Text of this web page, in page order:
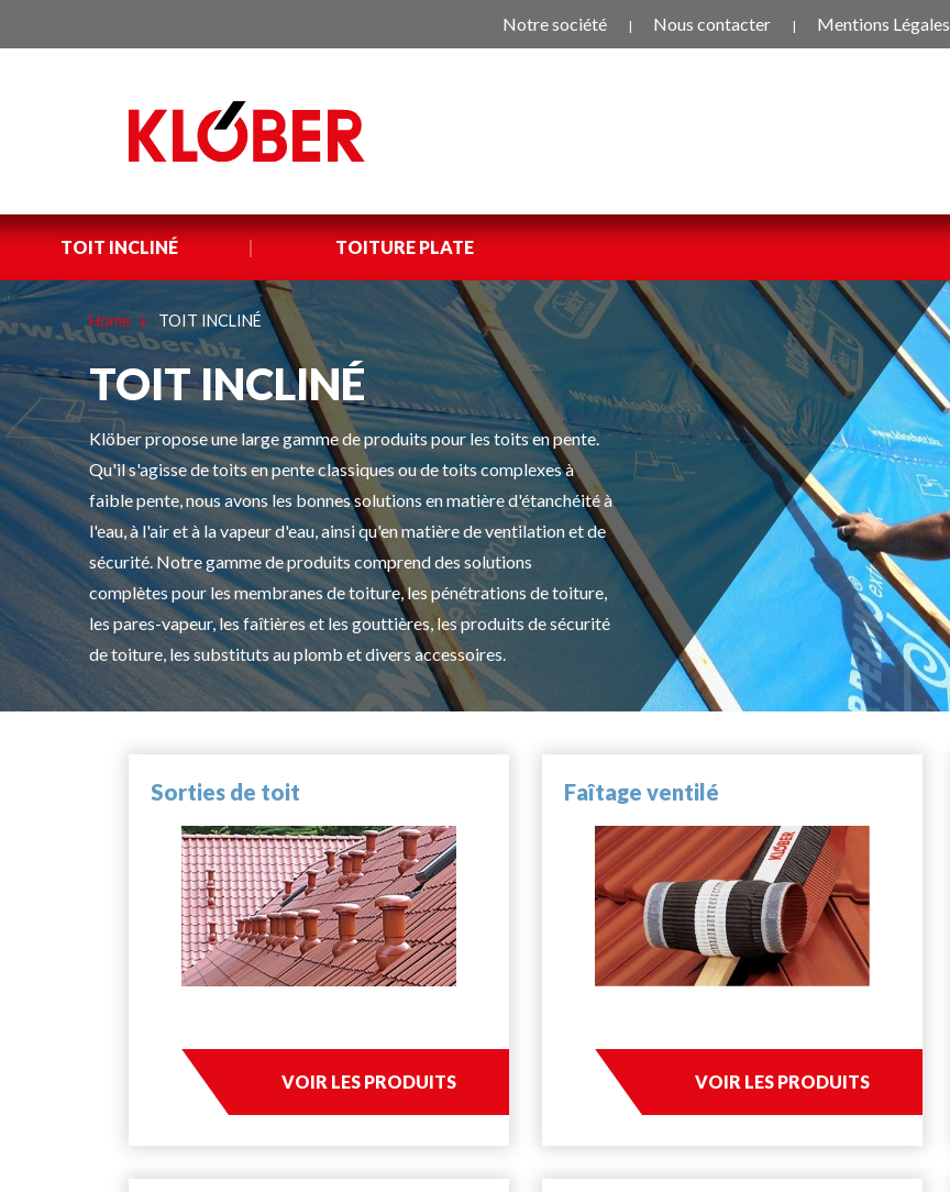
Notre société Nous contacter Mentions Légales
TOIT INCLINÉ TOITURE PLATE
Home TOIT INCLINÉ
TOIT INCLINÉ
Klöber propose une large gamme de produits pour les toits en pente.
Qu'il s'agisse de toits en pente classiques ou de toits complexes à
faible pente, nous avons les bonnes solutions en matière d'étanchéité à
l'eau, à l'air et à la vapeur d'eau, ainsi qu'en matière de ventilation et de
sécurité. Notre gamme de produits comprend des solutions
complètes pour les membranes de toiture, les pénétrations de toiture,
les pares-vapeur, les faîtières et les gouttières, les produits de sécurité
de toiture, les substituts au plomb et divers accessoires.
Sorties de toit
VOIR LES PRODUITS
Faîtage ventilé
VOIR LES PRODUITS